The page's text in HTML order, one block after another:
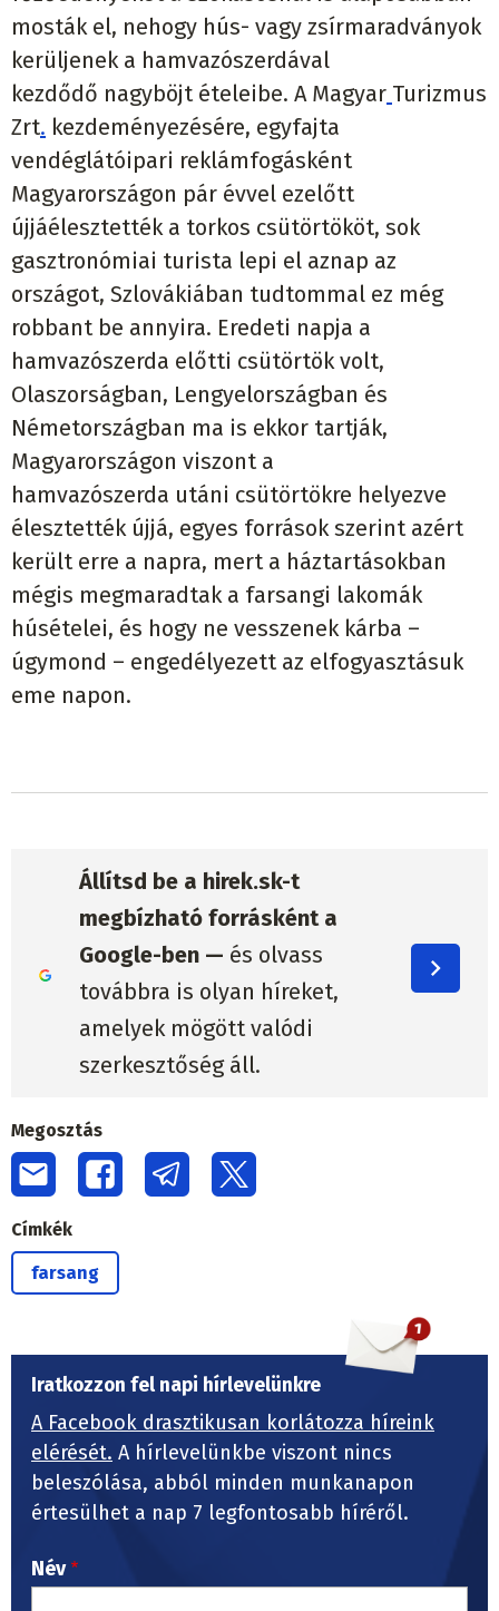
mosták el, nehogy hús- vagy zsírmaradványok
kerüljenek a hamvazószerdával
kezdődő nagyböjt ételeibe. A Magyar Turizmus
Zrt. kezdeményezésére, egyfajta
vendéglátóipari reklámfogásként
Magyarországon pár évvel ezelőtt
újjáélesztették a torkos csütörtököt, sok
gasztronómiai turista lepi el aznap az
országot, Szlovákiában tudtommal ez még
robbant be annyira. Eredeti napja a
hamvazószerda előtti csütörtök volt,
Olaszorságban, Lengyelországban és
Németországban ma is ekkor tartják,
Magyarországon viszont a
hamvazószerda utáni csütörtökre helyezve
élesztették újjá, egyes források szerint azért
került erre a napra, mert a háztartásokban
mégis megmaradtak a farsangi lakomák
húsételei, és hogy ne vesszenek kárba –
úgymond – engedélyezett az elfogyasztásuk
eme napon.
Állítsd be a hirek.sk-t
megbízható forrásként a
Google-ben — és olvass
továbbra is olyan híreket,
amelyek mögött valódi
szerkesztőség áll.
Megosztás
Címkék
farsang
Iratkozzon fel napi hírlevelünkre
A Facebook drasztikusan korlátozza híreink
elérését. A hírlevelünkbe viszont nincs
beleszólása, abból minden munkanapon
értesülhet a nap 7 legfontosabb híréről.
Név